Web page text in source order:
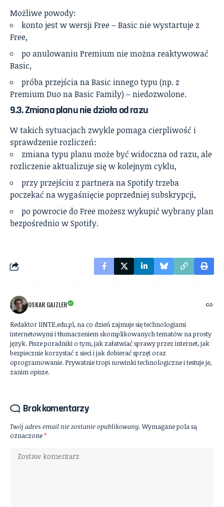
Możliwe powody:
konto jest w wersji Free – Basic nie wystartuje z
Free,
po anulowaniu Premium nie można reaktywować
Basic,
próba przejścia na Basic innego typu (np. z
Premium Duo na Basic Family) – niedozwolone.
9.3. Zmiana planu nie działa od razu
W takich sytuacjach zwykle pomaga cierpliwość i
sprawdzenie rozliczeń:
zmiana typu planu może być widoczna od razu, ale
rozliczenie aktualizuje się w kolejnym cyklu,
przy przejściu z partnera na Spotify trzeba
poczekać na wygaśnięcie poprzedniej subskrypcji,
po powrocie do Free możesz wykupić wybrany plan
bezpośrednio w Spotify.
OSKAR GAJZLER
Redaktor IINTE.edu.pl, na co dzień zajmuje się technologiami
internetowymi i tłumaczeniem skomplikowanych tematów na prosty
język. Pisze poradniki o tym, jak załatwiać sprawy przez internet, jak
bezpiecznie korzystać z sieci i jak dobierać sprzęt oraz
oprogramowanie. Prywatnie tropi nowinki technologiczne i testuje je,
zanim opisze.
Brak komentarzy
Twój adres email nie zostanie opublikowany. Wymagane pola są
oznaczone*